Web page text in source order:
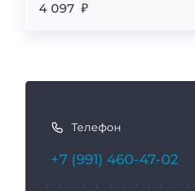
4 097 ₽
Телефон
+7 (991) 460-47-02